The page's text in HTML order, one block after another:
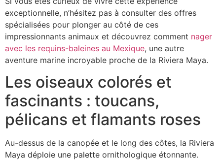
exceptionnelle, n’hésitez pas à consulter des offres
spécialisées pour plonger au côté de ces
impressionnants animaux et découvrez comment nager
avec les requins-baleines au Mexique, une autre
aventure marine incroyable proche de la Riviera Maya.
Les oiseaux colorés et
fascinants : toucans,
pélicans et flamants roses
Au-dessus de la canopée et le long des côtes, la Riviera
Maya déploie une palette ornithologique étonnante.